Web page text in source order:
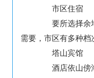
市区住宿
要所选择余地
需要，市区有多种档
塔山宾馆
酒店依山傍海